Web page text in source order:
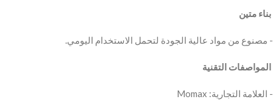
‫ بناء متين
‫- مصنوع من مواد عالية الجودة لتحمل الاستخدام اليومي.
‫ المواصفات التقنية
‫- العلامة التجارية: Momax